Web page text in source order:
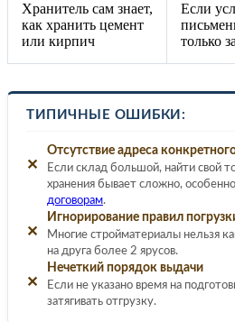
Хранитель сам знает,
как хранить цемент
или кирпич
Если
только
ТИПИЧНЫЕ ОШИБКИ:
✕
Отсутствие адреса
Если склад большой, найти свой
хранения бывает сложно,
договорам.
✕
Игнорирование правил
Многие стройматериалы нельзя
на друга более 2 ярусов.
✕
Нечеткий порядок выдачи
Если не указано время на
затягивать отгрузку.